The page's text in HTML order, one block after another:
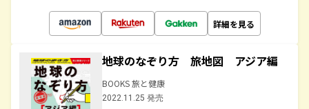
詳細を見る
地球のなぞり方 旅地図 アジア編
BOOKS 旅と健康
2022.11.25 発売